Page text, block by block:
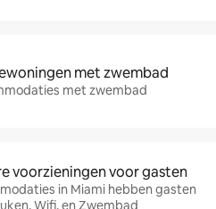
met zwembad
met zwembad
voorzieningen voor gasten
in Miami hebben gasten
Wifi, en Zwembad